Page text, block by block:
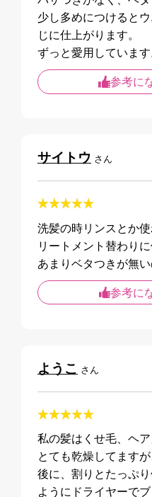
少し多めにつけると
じに仕上がります。
ずっと愛用しています
参考に
サイトウ さん
洗髪の時リンスとか
リートメント替わりに
あまりベタつきが無
参考に
ようこ さん
私の髪はくせ毛、ヘ
とても乾燥してます
後に、割りとたっぷ
ようにドライヤーで